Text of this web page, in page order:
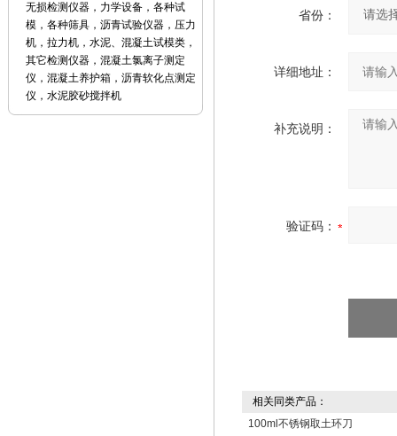
无损检测仪器，力学设备，各种试
模，各种筛具，沥青试验仪器，压力
机，拉力机，水泥、混凝土试模类，
其它检测仪器，混凝土氯离子测定
仪，混凝土养护箱，沥青软化点测定
仪，水泥胶砂搅拌机
省份：
详细地址：
补充说明：
验证码：
相关同类产品：
100ml不锈钢取土环刀